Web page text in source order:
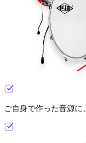
ご自身で作った音源に